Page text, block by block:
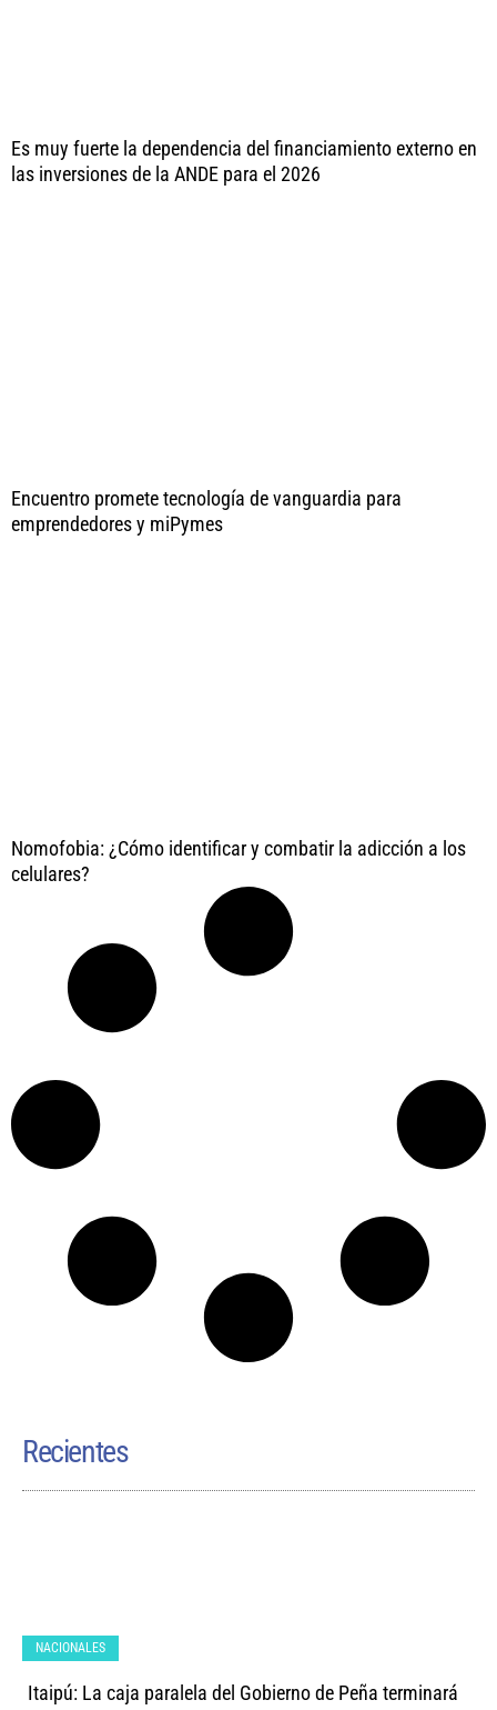
Es muy fuerte la dependencia del financiamiento externo en
las inversiones de la ANDE para el 2026
Encuentro promete tecnología de vanguardia para
emprendedores y miPymes
Nomofobia: ¿Cómo identificar y combatir la adicción a los
celulares?
Recientes
Itaipú: La caja paralela del Gobierno de Peña terminará
NACIONALES